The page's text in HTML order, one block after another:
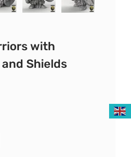
with
Shields